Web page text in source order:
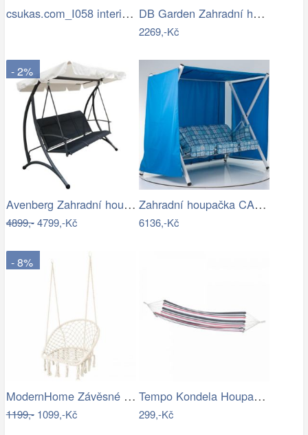
csukas.com_I058 interier bytu 4kk 070… DB Garden Zahradní houpačka CANOPS modrá
2269,-Kč
- 2%
Avenberg Zahradní houpačka pro 3 osoby…
4899,-4799,-Kč
Zahradní houpačka CALABRIA (06086-01)…
6136,-Kč
- 8%
ModernHome Závěsné křeslo s třásněmi -…
1199,-1099,-Kč
Tempo Kondela Houpací síť HAVANA - vzor…
299,-Kč